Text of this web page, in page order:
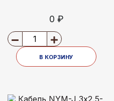
0 ₽
В КОРЗИНУ